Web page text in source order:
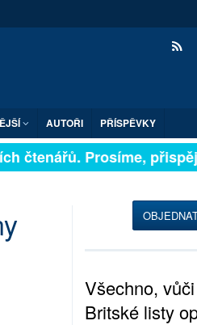
AUTOŘI PŘÍSPĚVKY
čtenářů. Prosíme,
Všechno,
Britské listy